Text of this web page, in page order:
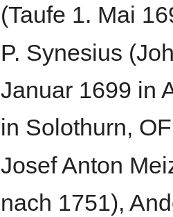
(Taufe 1. Mai
P. Synesius
Januar 1699 in
in Solothurn,
Josef Anton
nach 1751),